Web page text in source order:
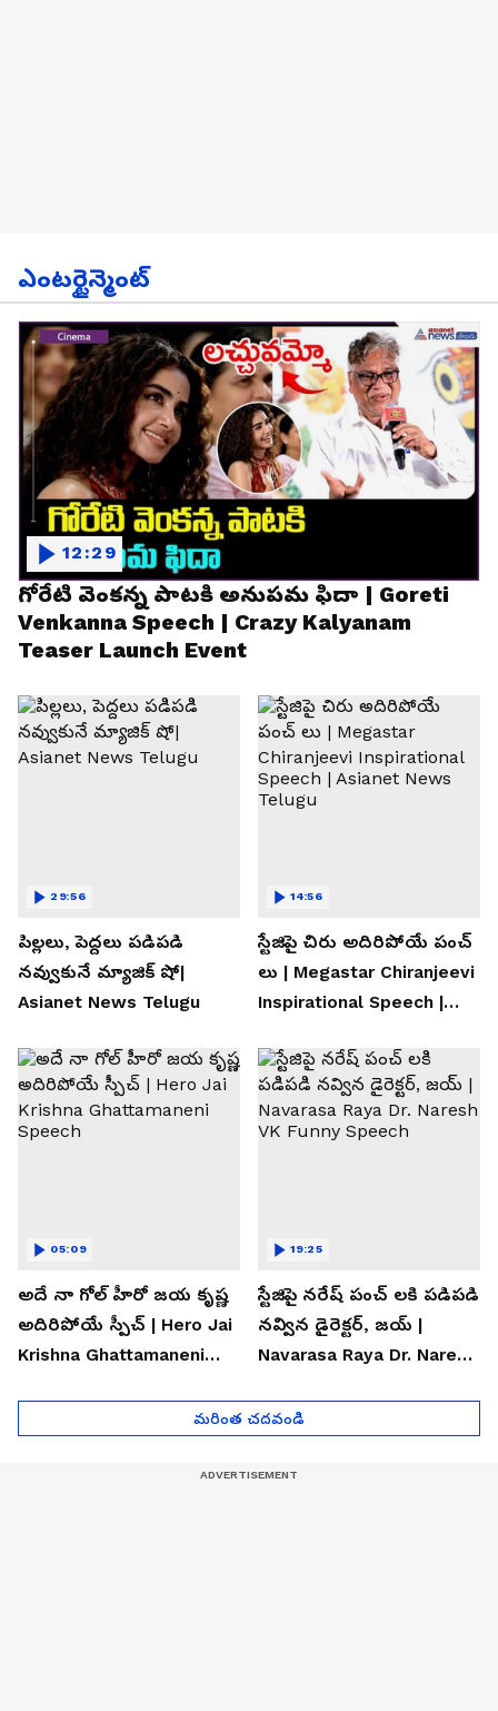
ఎంటర్టైన్మెంట్
గోరేటి వెంకన్న పాటకి అనుపమ ఫిదా | Goreti
Venkanna Speech | Crazy Kalyanam
Teaser Launch Event
12:29
పిల్లలు, పెద్దలు పడిపడి
నవ్వుకునే మ్యాజిక్ షో|
Asianet News Telugu
29:56
స్టేజిపై చిరు అదిరిపోయే పంచ్
లు | Megastar Chiranjeevi
Inspirational Speech |
14:56
అదే నా గోల్ హీరో జయ కృష్ణ
అదిరిపోయే స్పీచ్ | Hero Jai
Krishna Ghattamaneni
05:09
స్టేజిపై నరేష్ పంచ్ లకి పడిపడి
నవ్విన డైరెక్టర్, జయ్ |
Navarasa Raya Dr. Naresh
19:25
మరింత చదవండి